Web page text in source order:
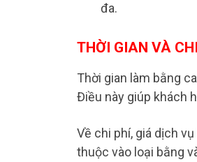
đa.
THỜI GIAN VÀ
Thời gian làm bằng
Điều này giúp khách
Về chi phí, giá dịch
thuộc vào loại bằng